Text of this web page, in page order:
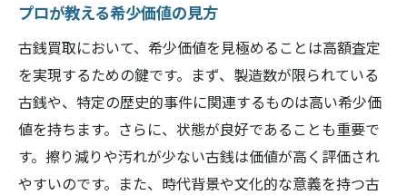
プロが教える希少価値の見方
古銭買取において、希少価値を見極めることは高額査定
を実現するための鍵です。まず、製造数が限られている
古銭や、特定の歴史的事件に関連するものは高い希少価
値を持ちます。さらに、状態が良好であることも重要で
す。擦り減りや汚れが少ない古銭は価値が高く評価され
やすいのです。また、時代背景や文化的な意義を持つ古